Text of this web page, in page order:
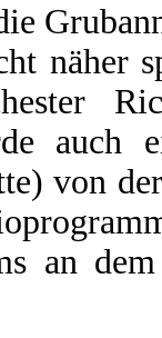
näher
auch
von
an